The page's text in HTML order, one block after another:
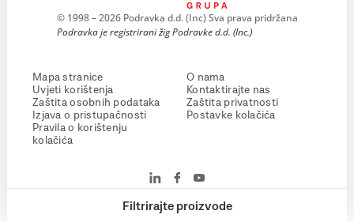
Filtrirajte proizvode
© 1998 – 2026 Podravka d.d. (Inc) Sva prava pridržana
Podravka je registrirani žig Podravke d.d. (Inc.)
Mapa stranice
Uvjeti korištenja
Zaštita osobnih podataka
Izjava o pristupačnosti
Pravila o korištenju
kolačića
O nama
Kontaktirajte nas
Zaštita privatnosti
Postavke kolačića